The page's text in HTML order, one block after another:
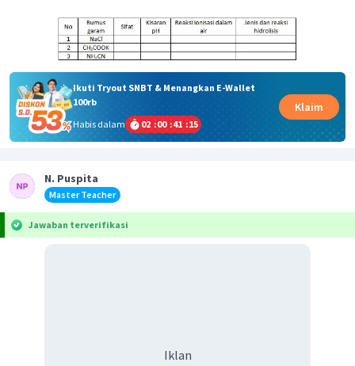
Ikuti Tryout SNBT & Menangkan E-Wallet
100rb
Habis dalam
02 :00 :41 :14
Klaim
N. Puspita
Master Teacher
Jawaban terverifikasi
Iklan